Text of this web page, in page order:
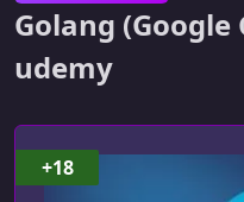
Golang (Google
udemy
+18